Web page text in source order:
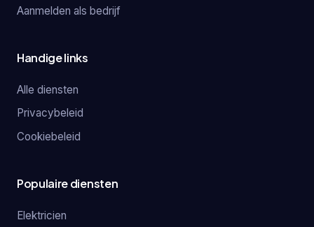
Aanmelden als bedrijf
Handige links
Alle diensten
Privacybeleid
Cookiebeleid
Populaire diensten
Elektricien